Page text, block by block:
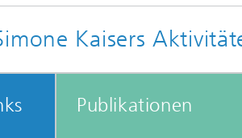
Kaisers
Publikationen